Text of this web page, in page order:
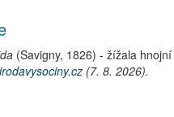
(Savigny, 1826) - žížala hnojní
(7. 8. 2026).